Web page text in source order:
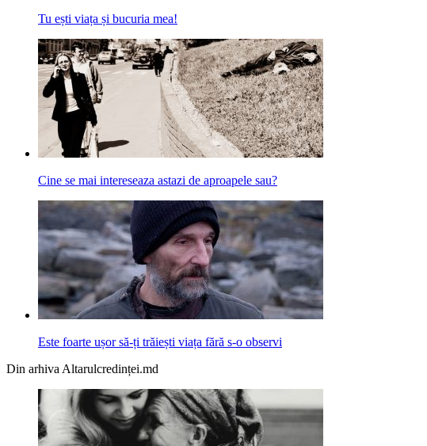
Tu ești viața și bucuria mea!
Cine se mai intereseaza astazi de aproapele sau?
Este foarte ușor să-ți trăiești viața fără s-o observi
Din arhiva Altarulcredinței.md